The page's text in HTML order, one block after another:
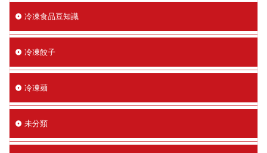
冷凍食品豆知識
冷凍餃子
冷凍麺
未分類